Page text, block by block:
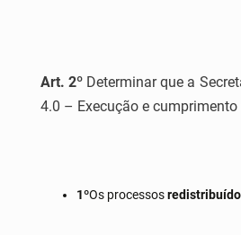
Art. 2ºDeterminar que a
4.0 – Execução e
1ºOs processos